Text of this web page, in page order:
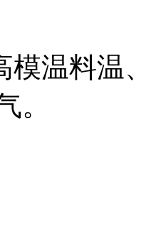
模温料温
。